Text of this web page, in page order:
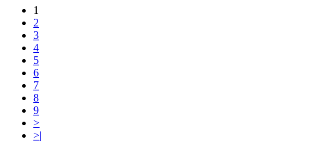
1
2
3
4
5
6
7
8
9
>
>|